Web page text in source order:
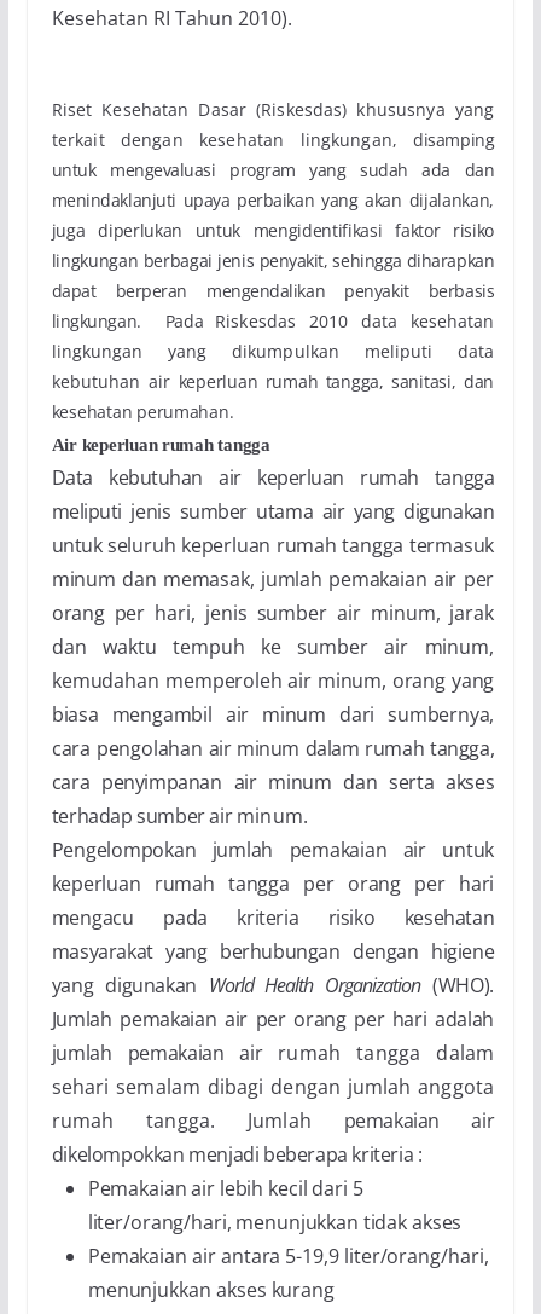
Kesehatan RI Tahun 2010).
Riset Kesehatan Dasar (Riskesdas) khususnya yang
terkait dengan kesehatan lingkungan,disamping
untuk mengevaluasi program yang sudah ada dan
menindaklanjuti upaya perbaikan yangakan dijalankan,
juga diperlukan untuk mengidentifikasi faktor risiko
lingkungan berbagai jenis penyakit, sehingga diharapkan
dapat berperan mengendalikan penyakit berbasis
lingkungan.
Pada Riskesdas 2010 data kesehatan
lingkungan yang dikumpulkan meliputi data
kebutuhan air keperluan rumah tangga, sanitasi, dan
kesehatan perumahan.
Air keperluan rumah tangga
Data kebutuhan air keperluan rumah tangga
meliputi jenis sumber utama air yang digunakan
untukseluruh keperluan rumah tangga termasuk
minum dan memasak, jumlah pemakaian air per
orang per hari, jenis sumber air minum, jarak
dan waktu tempuh ke sumber air minum,
kemudahan memperoleh air minum, orang yang
biasa mengambil air minum dari sumbernya,
cara pengolahan air minum dalam rumah tangga,
cara penyimpanan air minum dan serta akses
terhadap sumber airminum.
Pengelompokan jumlah pemakaian air untuk
keperluan rumah tangga per orang per hari
mengacu pada kriteria risiko kesehatan
masyarakat yang berhubungan dengan higiene
yang digunakan WorldHealth Organization(WHO).
Jumlah pemakaian air per orang per hari adalah
jumlah pemakaian air rumah tangga dalam
sehari semalam dibagi dengan jumlah anggota
rumah tangga. Jumlah pemakaian air
dikelompokkan menjadi beberapa kriteria :
Pemakaian air lebih kecil dari 5
liter/orang/hari, menunjukkan tidak akses
Pemakaian air antara 5-19,9 liter/orang/hari,
menunjukkan akses kurang